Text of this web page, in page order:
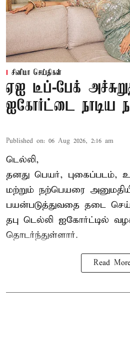
சினிமா செய்திகள்
ஏஐ டீப்-பேக்
ஐகோர்ட்டை நாடிய
Published on: 06 Aug 2026, 2:16 am
டெல்லி,
தனது பெயர், புகைப்படம்,
மற்றும் நற்பெயரை
பயன்படுத்துவதை தடை
தபு டெல்லி ஐகோர்ட்டில்
தொடர்ந்துள்ளார்.
Read